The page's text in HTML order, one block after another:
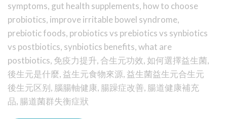
symptoms, gut health supplements, how to choose
probiotics, improve irritable bowel syndrome,
prebiotic foods, probiotics vs prebiotics vs synbiotics
vs postbiotics, synbiotics benefits,what are
postbiotics, 免疫力提升,合生元功效,如何選擇益生菌,
後生元是什麼,益生元食物來源,益生菌益生元合生元
後生元区别, 腦腸軸健康, 腸躁症改善, 腸道健康補充
品, 腸道菌群失衡症狀